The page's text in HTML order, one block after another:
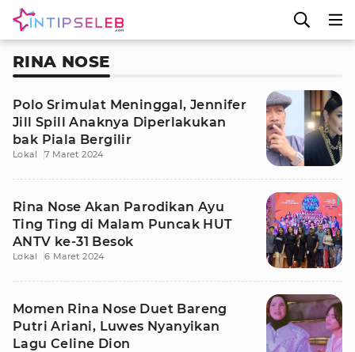
RINA NOSE
Polo Srimulat Meninggal, Jennifer
Jill Spill Anaknya Diperlakukan
bak Piala Bergilir
Lokal 7 Maret 2024
Rina Nose Akan Parodikan Ayu
Ting Ting di Malam Puncak HUT
ANTV ke-31 Besok
Lokal 6 Maret 2024
Momen Rina Nose Duet Bareng
Putri Ariani, Luwes Nyanyikan
Lagu Celine Dion